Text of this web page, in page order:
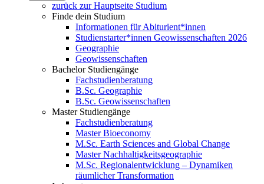
zurück zur Hauptseite Studium
Finde dein Studium
Informationen für Abiturient*innen
Studienstarter*innen Geowissenschaften 2026
Geographie
Geowissenschaften
Bachelor Studiengänge
Fachstudienberatung
B.Sc. Geographie
B.Sc. Geowissenschaften
Master Studiengänge
Fachstudienberatung
Master Bioeconomy
M.Sc. Earth Sciences and Global Change
Master Nachhaltigkeitsgeographie
M.Sc. Regionalentwicklung – Dynamiken
räumlicher Transformation